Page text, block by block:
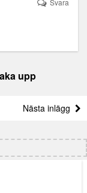
Svara
upp
Nästa inlägg